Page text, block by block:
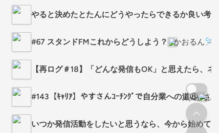
やると決めたとたんにどうやったらできるか良い考
#67 スタンドFMこれからどうしよう？ かおるん🪡
【再ログ＃18】「どんな発信もOK」と思えたら、
#143【ｷｬﾘｱ】やすさんｺｰﾁﾝｸﾞで自分業への道⑧ さ
いつか発信活動をしたいと思うなら、今から始めて
スクロール